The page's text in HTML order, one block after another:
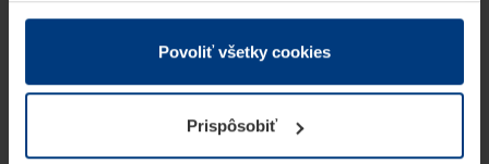
v rámci Vášho využívania služieb.
Z právneho hľadiska môžeme cookies ukladať na Vašom
prevádzku tejto stránky. Pre všetky ostatné typy cookie
potrebujeme Vaše povolenie. Vaše povolenie môžete
kedykoľvek zmeniť alebo odvolať vo vysvetlení cookie
Povoliť všetky cookies
Prispôsobiť